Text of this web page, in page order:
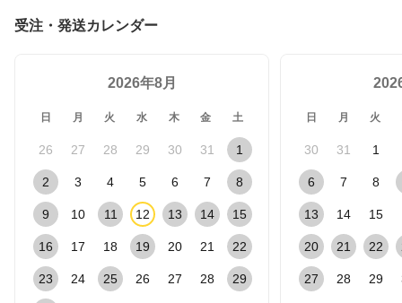
受注・発送カレンダー
2026年8月
日 月 火 水 木 金 土
26 27 28 29 30 31 1
2 3 4 5 6 7 8
9 10 11 12 13 14 15
16 17 18 19 20 21 22
23 24 25 26 27 28 29
日 月 火
30 31 1
6 7 8
13 14 15
20 21 22
27 28 29